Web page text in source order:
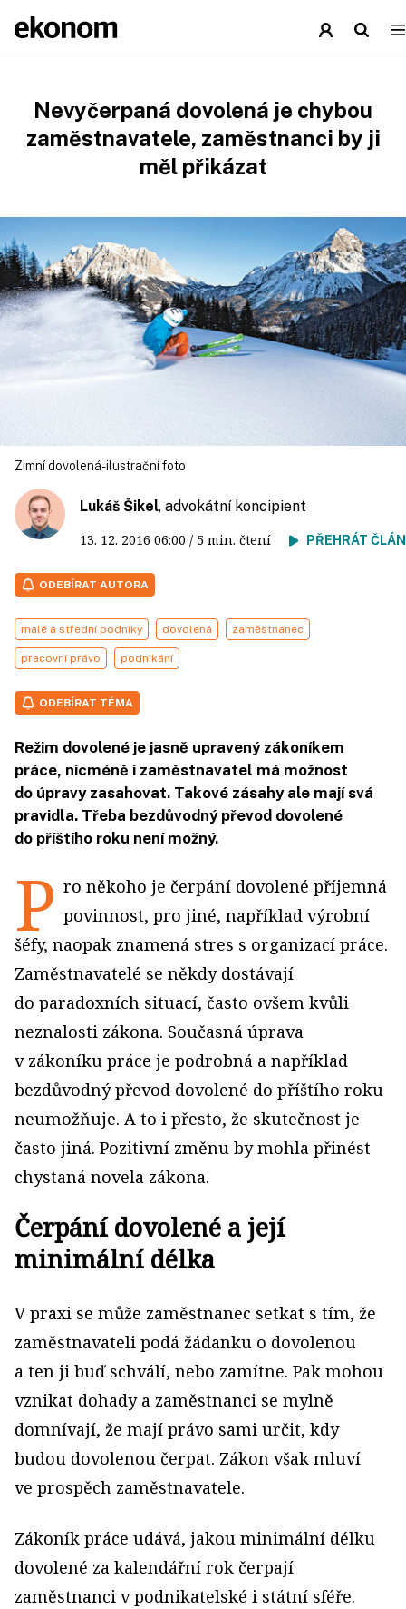
Nevyčerpaná dovolená je chybou
zaměstnavatele, zaměstnanci by ji
měl přikázat
Zimní dovolená- ilustrační foto
Lukáš Šikel, advokátní koncipient
13. 12. 2016 06:00 / 5 min. čtení PŘEHRÁT
ODEBÍRAT AUTORA
malé a střední podniky dovolená zaměstnanec
pracovní právo podnikání
ODEBÍRAT TÉMA
Režim dovolené je jasně upravený zákoníkem
práce, nicméně i zaměstnavatel má možnost
do úpravy zasahovat. Takové zásahy ale mají svá
pravidla. Třeba bezdůvodný převod dovolené
do příštího roku není možný.
P ro někoho je čerpání dovolené příjemná
povinnost, pro jiné, například výrobní
šéfy, naopak znamená stres s organizací práce.
Zaměstnavatelé se někdy dostávají
do paradoxních situací, často ovšem kvůli
neznalosti zákona. Současná úprava
v zákoníku práce je podrobná a například
bezdůvodný převod dovolené do příštího roku
neumožňuje. A to i přesto, že skutečnost je
často jiná. Pozitivní změnu by mohla přinést
chystaná novela zákona.
Čerpání dovolené a její
minimální délka
V praxi se může zaměstnanec setkat s tím, že
zaměstnavateli podá žádanku o dovolenou
a ten ji buď schválí, nebo zamítne. Pak mohou
vznikat dohady a zaměstnanci se mylně
domnívají, že mají právo sami určit, kdy
budou dovolenou čerpat. Zákon však mluví
ve prospěch zaměstnavatele.
Zákoník práce udává, jakou minimální délku
dovolené za kalendářní rok čerpají
zaměstnanci v podnikatelské i státní sféře.